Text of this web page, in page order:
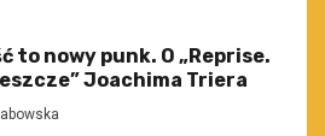
to nowy punk. O „Reprise.
Joachima Triera